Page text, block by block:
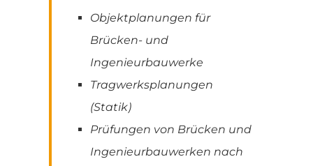
Objektplanungen für
Brücken- und
Ingenieurbauwerke
Tragwerksplanungen
(Statik)
Prüfungen von Brücken und
Ingenieurbauwerken nach